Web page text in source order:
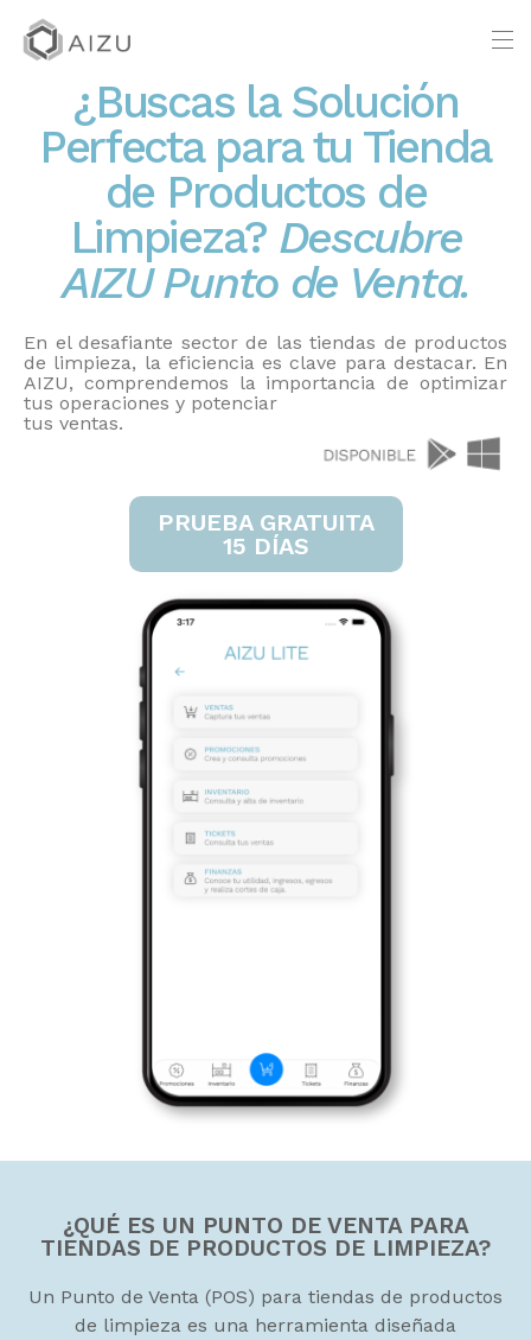
¿Buscas la Solución
Perfecta para tu Tienda
de Productos de
Limpieza? Descubre
AIZU Punto de Venta.
En el desafiante sector de las tiendas de productos
de limpieza, la eficiencia es clave para destacar. En
AIZU, comprendemos la importancia de optimizar
tus operaciones y potenciar
tus ventas.
PRUEBA GRATUITA
15 DÍAS
¿QUÉ ES UN PUNTO DE VENTA PARA
TIENDAS DE PRODUCTOS DE LIMPIEZA?
Un Punto de Venta (POS) para tiendas de productos
de limpieza es una herramienta diseñada